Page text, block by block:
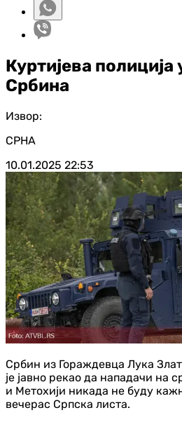
Куртијева полиција
Србина
Извор:
СРНА
10.01.2025 22:53
Србин из Гораждевца Лука
је јавно рекао да нападачи на
и Метохији никада не буду
вечерас Српска листа.